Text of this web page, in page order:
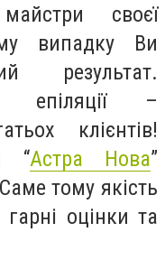
своєї
випадку Ви
результат.
епіляції –
клієнтів!
“Астра Нова”
тому якість
оцінки та